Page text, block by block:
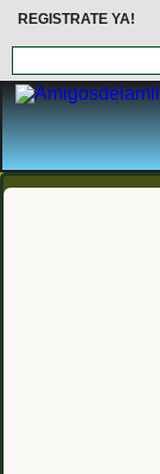
REGISTRATE YA!